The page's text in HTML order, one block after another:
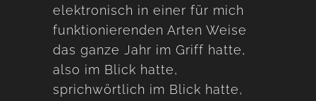
elektronisch in einer für mich
funktionierenden Arten Weise
das ganze Jahr im Griff hatte,
also im Blick hatte,
sprichwörtlich im Blick hatte,